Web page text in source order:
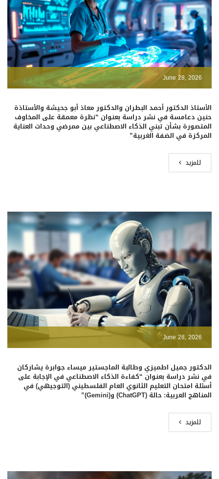
June 28, 2026
الأستاذ الدكتور أحمد البطران والدكتور معاذ أبو جحيشة والأستاذة
حنين دعامسة في نشر دراسة بعنوان “نظرة معمقة على المخاوف
المتصورة بشأن تبني الذكاء الاصطناعي بين ممرضي وحدات العناية
المركزة في الضفة الغربية”
للمزيد
June 28, 2026
الدكتور جميل اطميزي وطالبة الماجستير ميساء جوابرة يشاركان
في نشر دراسة بعنوان “كفاءة الذكاء الاصطناعي في الإجابة على
أسئلة امتحان التعليم الثانوي العام الفلسطيني (التوجيهي) في
المناهج العربية: حالة (ChatGPT) و(Gemini)”
للمزيد